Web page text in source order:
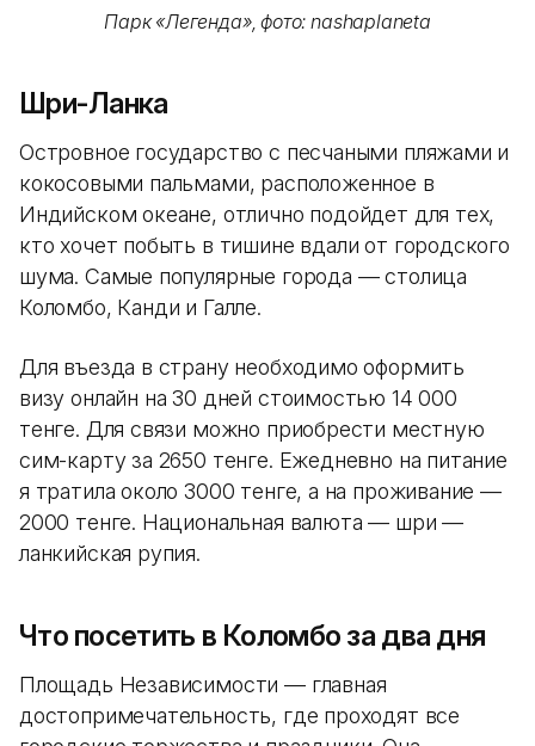
Парк «Легенда», фото: nashaplaneta
Шри-Ланка
Островное государство с песчаными пляжами и
кокосовыми пальмами, расположенное в
Индийском океане, отлично подойдет для тех,
кто хочет побыть в тишине вдали от городского
шума. Самые популярные города — столица
Коломбо, Канди и Галле.
Для въезда в страну необходимо оформить
визу онлайн на 30 дней стоимостью 14 000
тенге. Для связи можно приобрести местную
сим-карту за 2650 тенге. Ежедневно на питание
я тратила около 3000 тенге, а на проживание —
2000 тенге. Национальная валюта — шри —
ланкийская рупия.
Что посетить в Коломбо за два дня
Площадь Независимости — главная
достопримечательность, где проходят все